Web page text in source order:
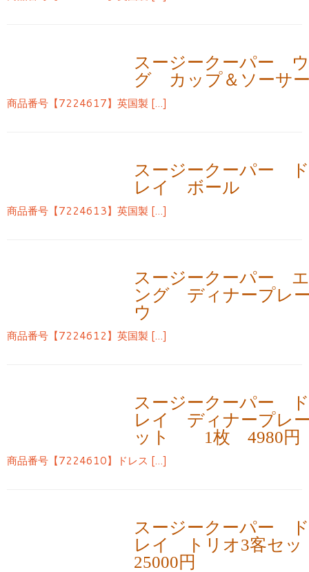
スージークーパー
グ カップ＆ソーサ
商品番号【7224617】英国製 […]
スージークーパー
レイ ボール
商品番号【7224613】英国製 […]
スージークーパー
ング ディナープレ
ウ
商品番号【7224612】英国製 […]
スージークーパー
レイ ディナープレ
ット 1枚 4980円
商品番号【7224610】ドレス […]
スージークーパー
レイ トリオ3客
25000円